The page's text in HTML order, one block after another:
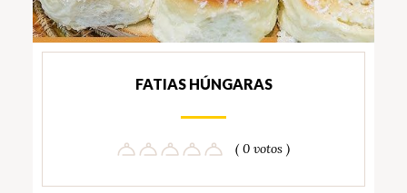
FATIAS HÚNGARAS
( 0 votos )